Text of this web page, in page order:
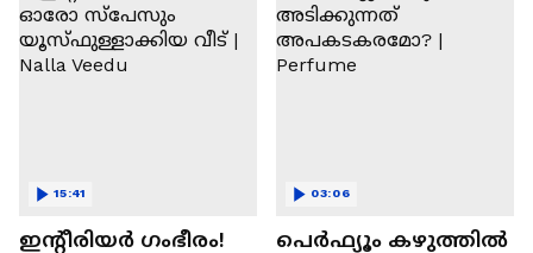
ഇന്റീരിയർ ഗംഭീരം!
15:41
പെർഫ്യൂം കഴുത്തിൽ
03:06